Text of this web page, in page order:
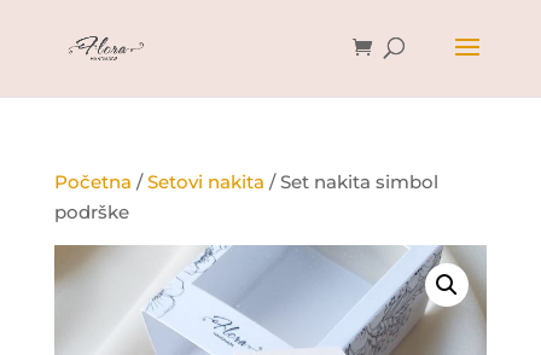
Početna /Setovi nakita / Set nakita simbol
podrške